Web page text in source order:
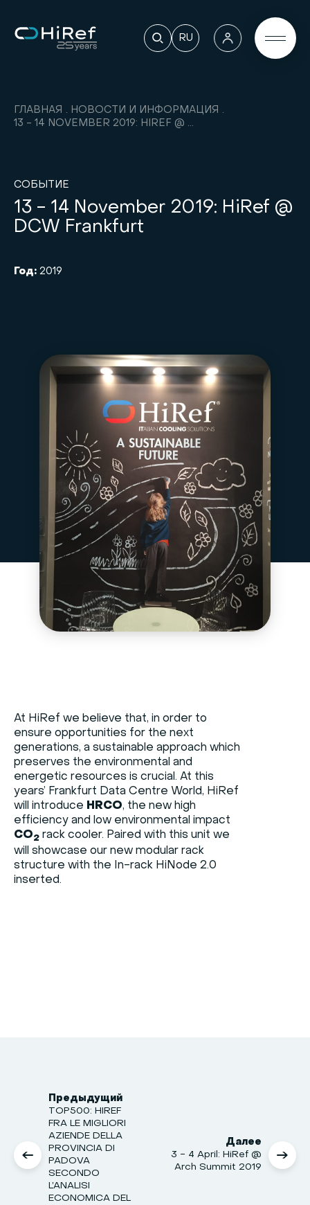
RU
ГЛАВНАЯ
НОВОСТИ И ИНФОРМАЦИЯ
13 - 14 NOVEMBER 2019: HIREF @ DCW FRANKFURT
СОБЫТИЕ
13 - 14 November 2019: HiRef @
DCW Frankfurt
Год: 2019
At HiRef we believe that, in order to
ensure opportunities for the next
generations, a sustainable approach which
preserves the environmental and
energetic resources is crucial. At this
years’ Frankfurt Data Centre World, HiRef
will introduce HRCO, the new high
efficiency and low environmental impact
CO2 rack cooler. Paired with this unit we
will showcase our new modular rack
structure with the In-rack HiNode 2.0
inserted.
Предыдущий
TOP500: HIREF
FRA LE MIGLIORI
AZIENDE DELLA
PROVINCIA DI
PADOVA
SECONDO
L’ANALISI
ECONOMICA DEL
Далее
3 - 4 April: HiRef @
Arch Summit 2019